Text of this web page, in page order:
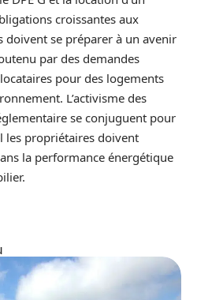
croissantes aux
doivent se préparer à un avenir
par des demandes
pour des logements
L’activisme des
se conjuguent pour
les propriétaires doivent
la performance énergétique